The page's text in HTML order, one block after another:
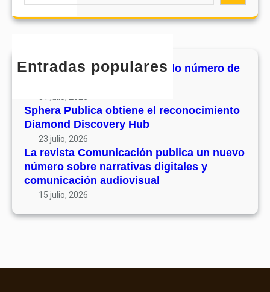
a
Entradas populares
MHJournal publica el segundo número de
Sphera Publica obtiene el reconocimiento
Diamond Discovery Hub
23 julio, 2026
La revista Comunicación publica un nuevo
número sobre narrativas digitales y
comunicación audiovisual
15 julio, 2026